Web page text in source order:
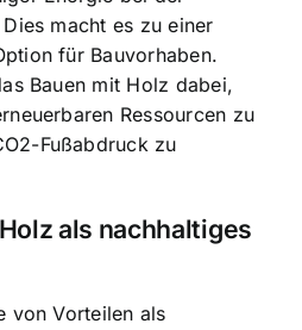
macht es zu einer
für Bauvorhaben.
Bauen mit Holz dabei,
Ressourcen zu
Fußabdruck zu
als nachhaltiges
von Vorteilen als